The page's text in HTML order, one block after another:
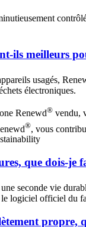
ils meilleurs
usagés,
électroniques.
Renewd® vendu,
®, vous
que dois-je
seconde vie
logiciel officiel du
propre,